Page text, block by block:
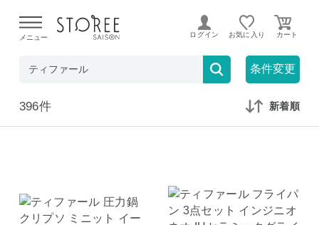
よる配送遅延が発生しております。
メニュー ログイン お気に入り
条件変更
在庫なしも表示 セール対象のみ
396件 新着順